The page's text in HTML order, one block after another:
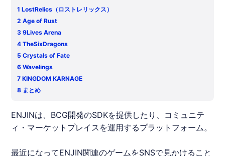
1LostRelics（ロストレリックス）
2Age of Rust
39Lives Arena
4TheSixDragons
5Crystals of Fate
6Wavelings
7KINGDOM KARNAGE
8 まとめ
ENJINは、BCG開発のSDKを提供したり、コミュニテ
ィ・マーケットプレイスを運用するプラットフォーム。
最近になってENJIN関連のゲームをSNSで見かけること